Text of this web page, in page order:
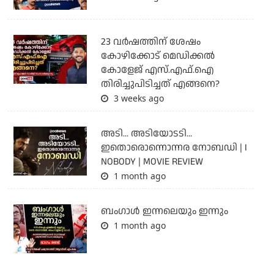
23 വർഷത്തിന് ശേഷം
കോഴിക്കോട് മെഡിക്കൽ
കോളേജ് എസ്.എഫ്.ഐ
തിരിച്ചുപിടിച്ചത് എങ്ങനെ?
3 weeks ago
അടി... അടിയോടടി...
ഇതൊരൊന്നൊന്നര നോബഡി | I
NOBODY | MOVIE REVIEW
1 month ago
ബംഗാള്‍ ഇന്നലെയും ഇന്നും
1 month ago